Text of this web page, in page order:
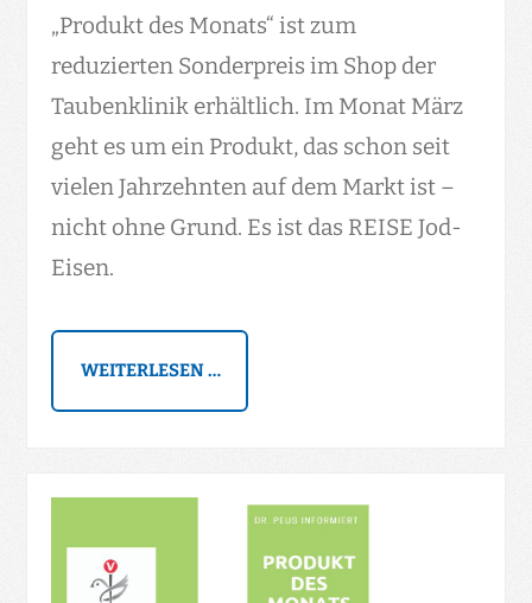
„Produkt des Monats“ ist zum
reduzierten Sonderpreis im Shop der
Taubenklinik erhältlich. Im Monat März
geht es um ein Produkt, das schon seit
vielen Jahrzehnten auf dem Markt ist –
nicht ohne Grund. Es ist das REISE Jod-
Eisen.
WEITERLESEN …